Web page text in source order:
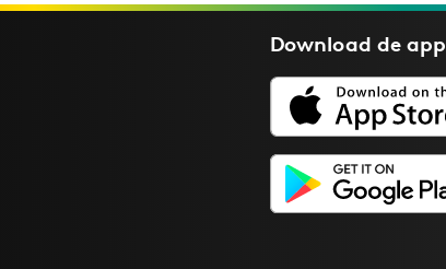
Download deapp